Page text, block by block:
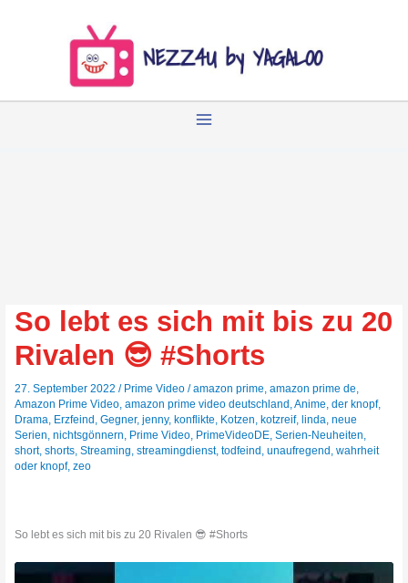
So lebt es sich mit bis zu 20
Rivalen 😎 #Shorts
27. September 2022/ Prime Video /amazon prime ,amazon prime de
Amazon Prime Video ,amazon prime video deutschland ,Anime ,der knopf,
Drama Erzfeind ,Gegner,jenny,konflikte Kotzen ,kotzreif,linda ,neue
Serien ,nichtsgönnern Prime Video PrimeVideoDE ,Serien-Neuheiten
short,shorts ,Streaming ,streamingdienst,todfeind ,unaufregend ,wahrheit
oder knopf,zeo
So lebt es sich mit bis zu 20 Rivalen 😎 #Shorts